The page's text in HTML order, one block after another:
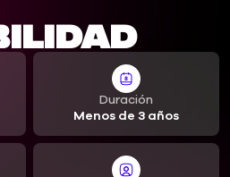
Duración
Menos de 3 años